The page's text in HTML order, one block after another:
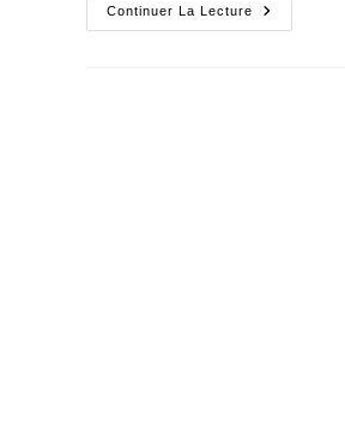
Continuer La Lecture
Le
Respect